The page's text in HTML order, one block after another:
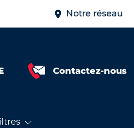
Notre réseau
Contactez-nous